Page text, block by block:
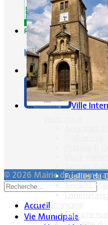
Fusillés du
Anciens
Patrimoine
Calvaire rue
CG57
Conseil
Ville
© 2026 Mairie de
Accueil
Vie Municipale